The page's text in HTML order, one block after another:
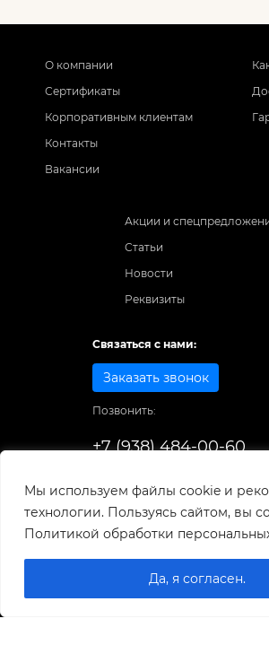
Мы используем файлы cookie и
технологии. Пользуясь сайтом, вы
Политикой обработки
Да, я согласен.
О компании
Сертификаты
Корпоративным клиентам
Контакты
Вакансии
Акции и
Статьи
Новости
Реквизиты
Связаться с нами:
Заказать звонок
Позвонить:
+7 (938) 484-00-60
© 1998-2026
0